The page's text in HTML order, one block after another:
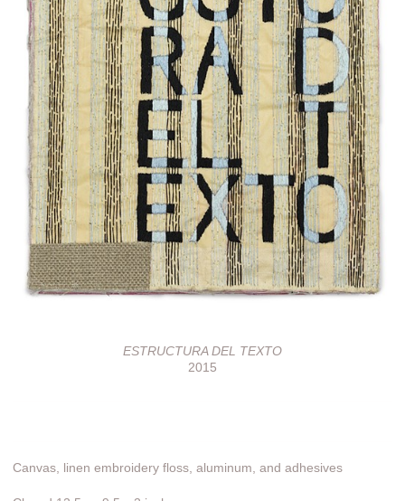
ESTRUCTURA DEL TEXTO
2015
Canvas, linen embroidery floss, aluminum, and adhesives